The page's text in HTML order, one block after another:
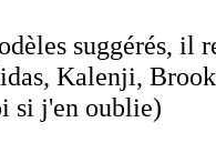
suggérés, il
Kalenji,
si j'en oublie)